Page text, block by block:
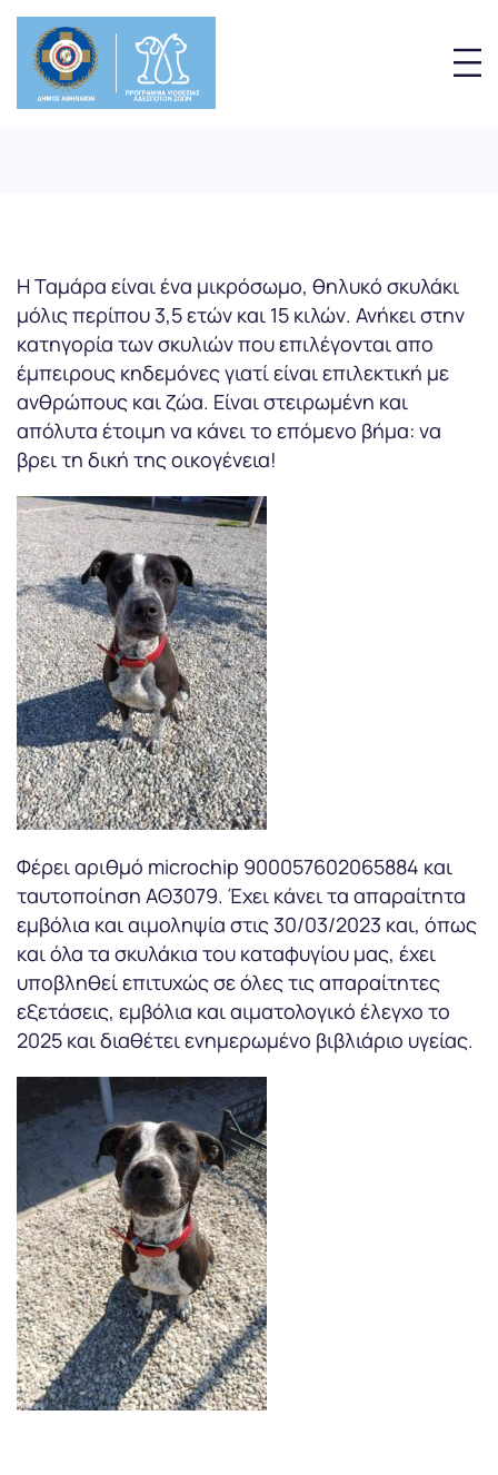
Η Ταμάρα είναι ένα μικρόσωμο, θηλυκό σκυλάκι
μόλις περίπου 3,5 ετών και 15 κιλών. Ανήκει στην
κατηγορία των σκυλιών που επιλέγονται απο
έμπειρους κηδεμόνες γιατί είναι επιλεκτική με
ανθρώπους και ζώα. Είναι στειρωμένη και
απόλυτα έτοιμη να κάνει το επόμενο βήμα: να
βρει τη δική της οικογένεια!
Φέρει αριθμό microchip 900057602065884 και
ταυτοποίηση ΑΘ3079. Έχει κάνει τα απαραίτητα
εμβόλια και αιμοληψία στις 30/03/2023 και, όπως
και όλα τα σκυλάκια του καταφυγίου μας, έχει
υποβληθεί επιτυχώς σε όλες τις απαραίτητες
εξετάσεις, εμβόλια και αιματολογικό έλεγχο το
2025 και διαθέτει ενημερωμένο βιβλιάριο υγείας.